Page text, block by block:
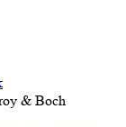
& Boch